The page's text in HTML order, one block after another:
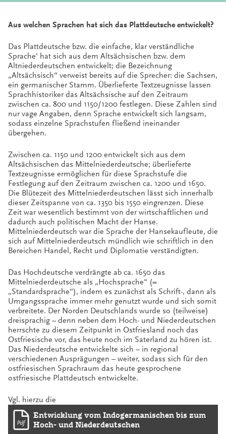
Aus welchen Sprachen hat sich das Plattdeutsche entwickelt?
Das Plattdeutsche bzw. die einfache, klar verständliche
Sprache‘ hat sich aus dem Altsächsischen bzw. dem
Altniederdeutschen entwickelt; die Bezeichnung
„Altsächsisch“ verweist bereits auf die Sprecher: die Sachsen,
ein germanischer Stamm. Überlieferte Textzeugnisse lassen
Sprachhistoriker das Altsächsische auf den Zeitraum
zwischen ca. 800 und 1150/1200 festlegen. Diese Zahlen sind
nur vage Angaben, denn Sprache entwickelt sich langsam,
sodass einzelne Sprachstufen fließend ineinander
übergehen.
Zwischen ca. 1150 und 1200 entwickelt sich aus dem
Altsächsischen das Mittelniederdeutsche; überlieferte
Textzeugnisse ermöglichen für diese Sprachstufe die
Festlegung auf den Zeitraum zwischen ca. 1200 und 1650.
Die Blütezeit des Mittelniederdeutschen lässt sich innerhalb
dieser Zeitspanne von ca. 1350 bis 1550 eingrenzen. Diese
Zeit war wesentlich bestimmt von der wirtschaftlichen und
dadurch auch politischen Macht der Hanse.
Mittelniederdeutsch war die Sprache der Hansekaufleute, die
sich auf Mittelniederdeutsch mündlich wie schriftlich in den
Bereichen Handel, Recht und Diplomatie verständigten.
Das Hochdeutsche verdrängte ab ca. 1650 das
Mittelniederdeutsche als „Hochsprache“ (=
„Standardsprache“), indem es zunächst als Schrift-, dann als
Umgangssprache immer mehr genutzt wurde und sich somit
verbreitete. Der Norden Deutschlands wurde so (teilweise)
dreisprachig – denn neben dem Hoch- und Niederdeutschen
herrschte zu diesem Zeitpunkt in Ostfriesland noch das
Ostfriesische vor, das heute noch im Saterland zu hören ist.
Das Niederdeutsche entwickelte sich – in regional
verschiedenen Ausprägungen – weiter, sodass sich für den
ostfriesischen Sprachraum das heute gesprochene
ostfriesische Plattdeutsch entwickelte.
Vgl. hierzu die
Entwicklung vom Indogermanischen bis zum
Hoch- und Niederdeutschen